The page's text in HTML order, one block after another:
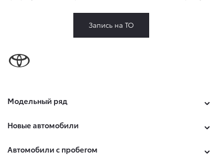
Запись на ТО
Модельный ряд
Новые автомобили
Автомобили с пробегом